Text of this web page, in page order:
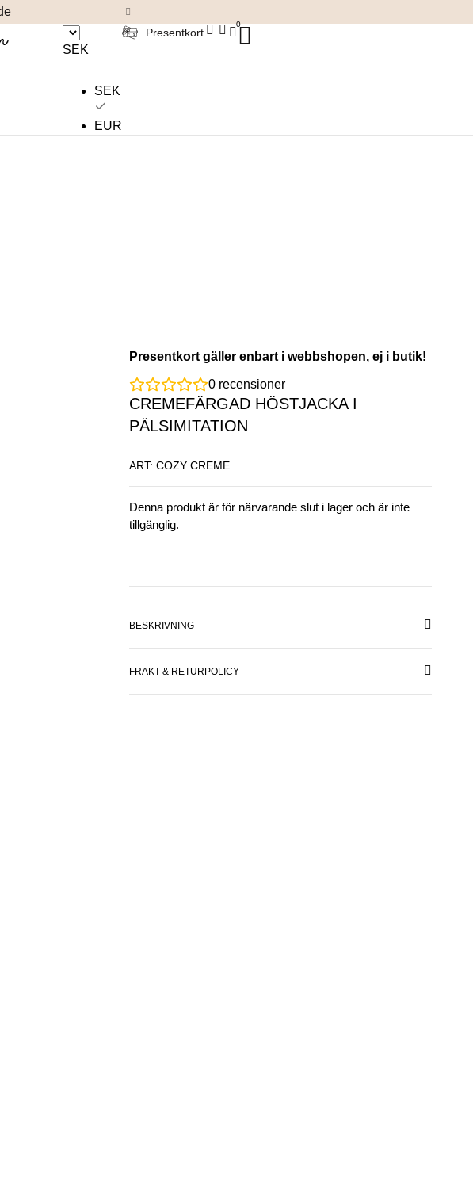
SEK
SEK
EUR
Presentkort
0
Presentkort gäller enbart i webbshopen, ej i butik!
0 recensioner
CREMEFÄRGAD HÖSTJACKA I
PÄLSIMITATION
ART: COZY CREME
Denna produkt är för närvarande slut i lager och är inte
tillgänglig.
BESKRIVNING
FRAKT & RETURPOLICY